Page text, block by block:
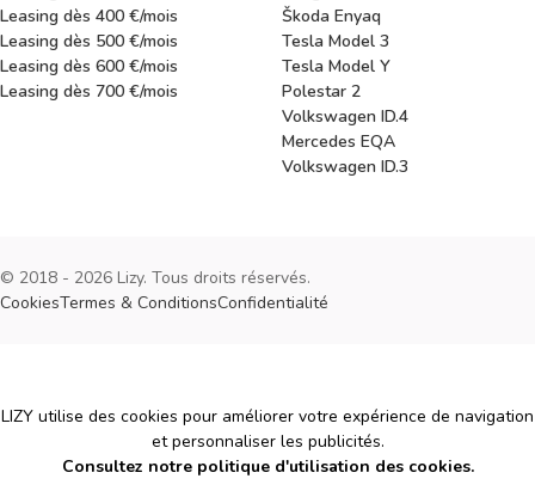
Leasing dès 400 €/mois
Leasing dès 500 €/mois
Leasing dès 600 €/mois
Leasing dès 700 €/mois
Škoda Enyaq
Tesla Model 3
Tesla Model Y
Polestar 2
Volkswagen ID.4
Mercedes EQA
Volkswagen ID.3
© 2018 - 2026 Lizy. Tous droits réservés.
CookiesTermes & ConditionsConfidentialité
Cookies
LIZY utilise des cookies pour améliorer votre expérience de navigation
et personnaliser les publicités.
Consultez notre politique d'utilisation des cookies.